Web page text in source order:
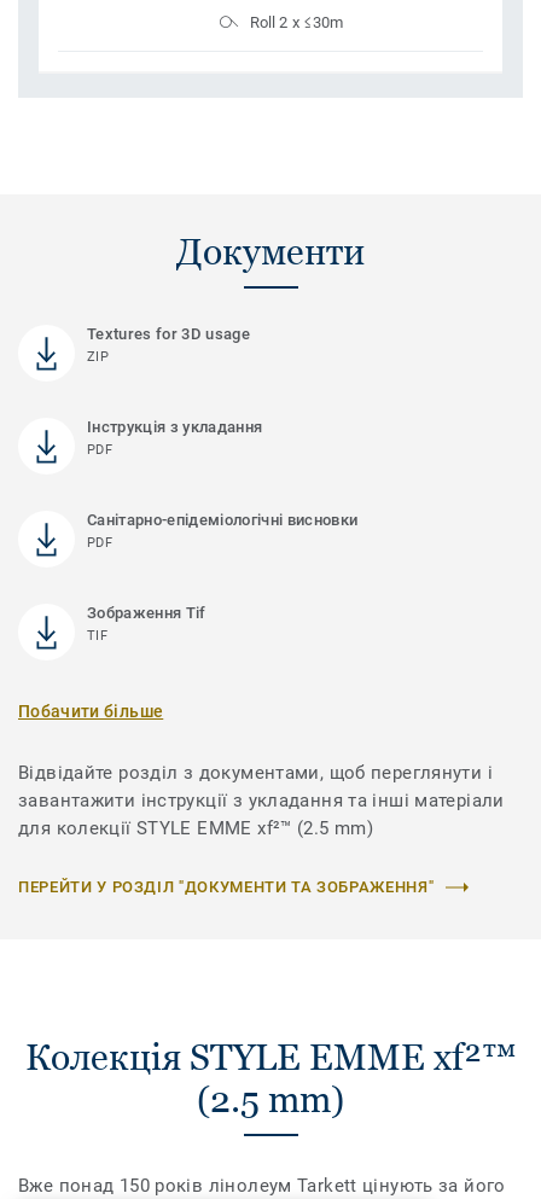
Roll 2 x ≤30m
Документи
Textures for 3D usage
ZIP
Інструкція з укладання
PDF
Санітарно-епідеміологічні висновки
PDF
Зображення Tif
TIF
Побачити більше
Відвідайте розділ з документами, щоб переглянути і
завантажити інструкції з укладання та інші матеріали
для колекції STYLE EMME xf²™ (2.5 mm)
ПЕРЕЙТИ У РОЗДІЛ "ДОКУМЕНТИ ТА ЗОБРАЖЕННЯ"
Колекція STYLE EMME xf²™
(2.5 mm)
Вже понад 150 років лінолеум Tarkett цінують за його